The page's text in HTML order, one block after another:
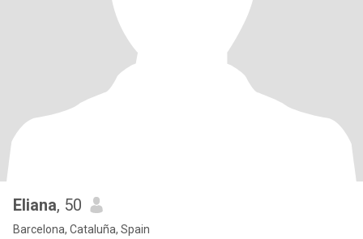
Eliana, 50
Barcelona, Cataluña, Spain